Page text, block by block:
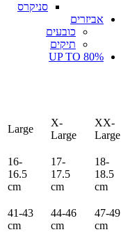
סניקרס
אביזרים
כובעים
תיקים
UP TO 80%
Large
X-
Large
XX-
Large
16-
16.5
cm
17-
17.5
cm
18-
18.5
cm
41-43
cm
44-46
cm
47-49
cm